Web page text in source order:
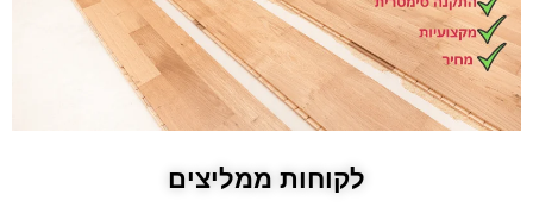
לקוחות ממליצים